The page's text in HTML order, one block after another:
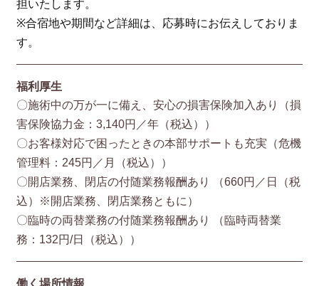
担いたします。
※合宿地や期間など詳細は、応募時にお伝えしておりま
す。
福利厚生
〇施術中の万が一に備え、安心の損害保険加入あり（損
害保険協⼒⾦：3,140円／年（税込））
〇お客様対応で困ったときの本部サポートも充実（危機
管理料：245円／月（税込））
〇開店業務、閉店の付随業務報酬あり （660円／⽇（税
込）※開店業務、閉店業務ともに）
〇臨時の両替業務の付随業務報酬あり （臨時両替業
務：132円/⽇（税込））
働く場所情報